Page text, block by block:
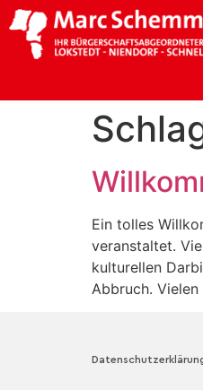
Ein tolles
veranstaltet.
kulturellen
Abbruch.